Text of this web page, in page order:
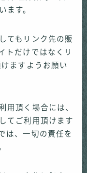
ます。
てもリンク先の販
トだけではなくリ
ますようお願い
用頂く場合には、
てご利用頂けます
は、一切の責任を